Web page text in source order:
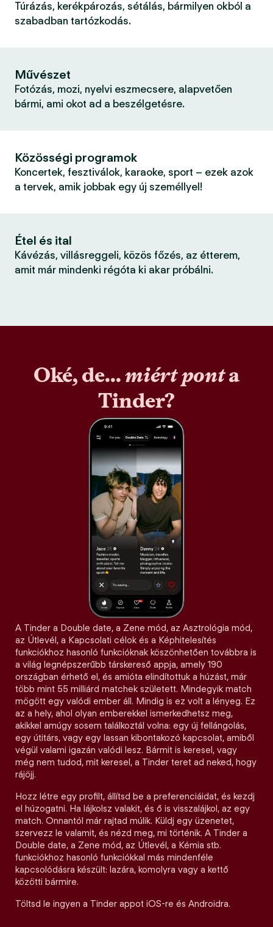
Túrázás, kerékpározás, sétálás, bármilyen okból a
szabadban tartózkodás.
Művészet
Fotózás, mozi, nyelvi eszmecsere, alapvetően
bármi, ami okot ad a beszélgetésre.
Közösségi programok
Koncertek, fesztiválok, karaoke, sport – ezek azok
a tervek, amik jobbak egy új személlyel!
Étel és ital
Kávézás, villásreggeli, közös főzés, az étterem,
amit már mindenki régóta ki akar próbálni.
Oké, de...miért ponta
Tinder?
A Tinder a Double date, a Zene mód, az Asztrológia mód,
az Útlevél, a Kapcsolati célok és a Képhitelesítés
funkciókhoz hasonló funkcióknak köszönhetően továbbra is
a világ legnépszerűbb társkereső appja, amely 190
országban érhető el, és amióta elindítottuk a húzást, már
több mint 55 milliárd matchek született. Mindegyik match
mögött egy valódi ember áll. Mindig is ez volt a lényeg. Ez
az a hely, ahol olyan emberekkel ismerkedhetsz meg,
akikkel amúgy sosem találkoztál volna: egy új fellángolás,
egy útitárs, vagy egy lassan kibontakozó kapcsolat, amiből
végül valami igazán valódi lesz. Bármit is keresel, vagy
még nem tudod, mit keresel, a Tinder teret ad neked, hogy
rájöjj.
Hozz létre egy profilt, állítsd be a preferenciáidat, és kezdj
el húzogatni. Ha lájkolsz valakit, és ő is visszalájkol, az egy
match. Onnantól már rajtad múlik. Küldj egy üzenetet,
szervezz le valamit, és nézd meg, mi történik. A Tinder a
Double date, a Zene mód, az Útlevél, a Kémia stb.
funkciókhoz hasonló funkciókkal más mindenféle
kapcsolódásra készült: lazára, komolyra vagy a kettő
közötti bármire.
Töltsd le ingyen a Tinder appot iOS-re és Androidra.